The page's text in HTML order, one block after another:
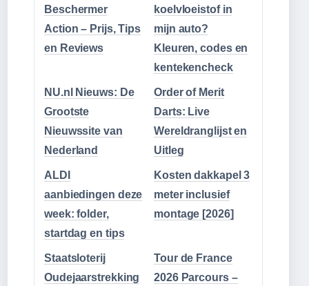
Beschermer
Action – Prijs, Tips
en Reviews
koelvloeistof in
mijn auto?
Kleuren, codes en
kentekencheck
NU.nl Nieuws: De
Grootste
Nieuwssite van
Nederland
Order of Merit
Darts: Live
Wereldranglijst en
Uitleg
ALDI
aanbiedingen deze
week: folder,
startdag en tips
Kosten dakkapel 3
meter inclusief
montage [2026]
Staatsloterij
Oudejaarstrekking
Tour de France
2026 Parcours –